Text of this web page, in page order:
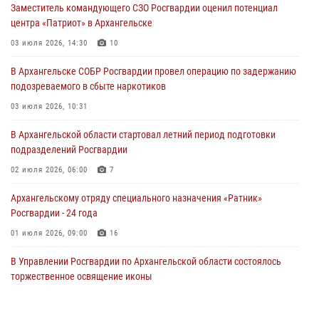
Заместитель командующего СЗО Росгвардии оценил потенциал
центра «Патриот» в Архангельске
03 июля 2026, 14:30 10
В Архангельске СОБР Росгвардии провел операцию по задержанию
подозреваемого в сбыте наркотиков
03 июля 2026, 10:31
В Архангельской области стартовал летний период подготовки
подразделений Росгвардии
02 июля 2026, 06:00 7
Архангельскому отряду специального назначения «Ратник»
Росгвардии - 24 года
01 июля 2026, 09:00 16
В Управлении Росгвардии по Архангельской области состоялось
торжественное освящение иконы